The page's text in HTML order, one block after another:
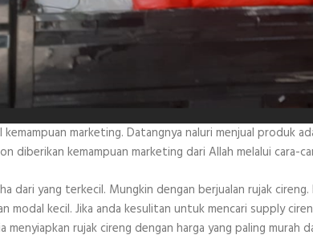
marketing. Datangnya naluri menjual produk
diberikan kemampuan marketing dari Allah melalui cara-
dari yang terkecil. Mungkin dengan berjualan rujak
modal kecil. Jika anda kesulitan untuk mencari supply
menyiapkan rujak cireng dengan harga yang paling murah